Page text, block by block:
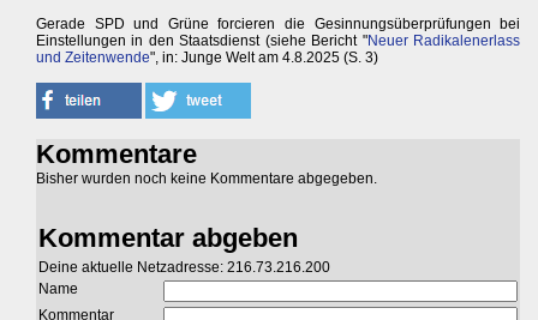
Gerade SPD und Grüne forcieren die Gesinnungsüberprüfungen bei
Einstellungen in den Staatsdienst (siehe Bericht "Neuer Radikalenerlass
und Zeitenwende", in: Junge Welt am 4.8.2025 (S. 3)
Kommentare
Bisher wurden noch keine Kommentare abgegeben.
Kommentar abgeben
Deine aktuelle Netzadresse: 216.73.216.200
Name
Kommentar